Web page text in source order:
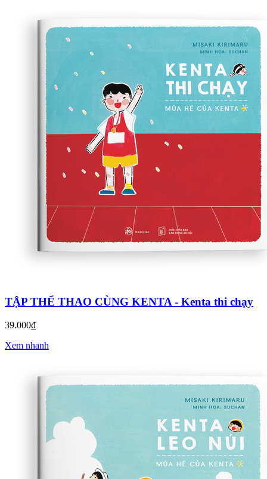
TẬP THỂ THAO CÙNG KENTA - Kenta thi chạy
39.000₫
Xem nhanh